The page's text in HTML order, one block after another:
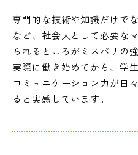
専門的な技術や知識だけで
など、社会人として必要な
られるところがミスパリの
実際に働き始めてから、学
コミュニケーション力が日
ると実感しています。